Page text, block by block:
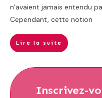
n’avaient jamais entendu
Cependant, cette notion
Lire la suite
Inscrivez-